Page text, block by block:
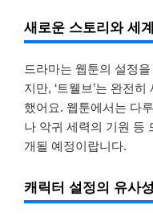
새로운 스토리와 세
드라마는 웹툰의 설정
지만, ‘트웰브’는 완전
했어요. 웹툰에서는 다
나 악귀 세력의 기원 등
개될 예정이랍니다.
캐릭터 설정의 유사